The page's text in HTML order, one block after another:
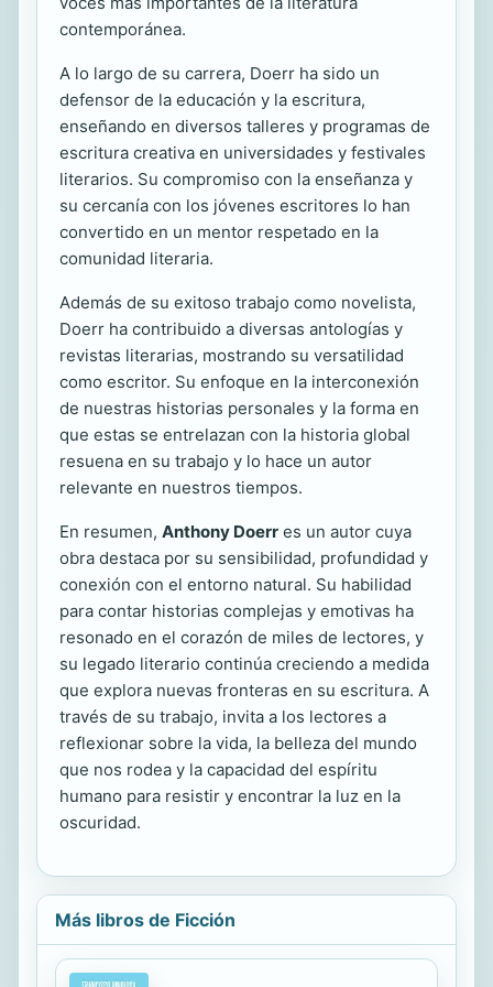
contemporánea.
A lo largo de su carrera, Doerr ha sido un
defensor de la educación y la escritura,
enseñando en diversos talleres y programas de
escritura creativa en universidades y festivales
literarios. Su compromiso con la enseñanza y
su cercanía con los jóvenes escritores lo han
convertido en un mentor respetado en la
comunidad literaria.
Además de su exitoso trabajo como novelista,
Doerr ha contribuido a diversas antologías y
revistas literarias, mostrando su versatilidad
como escritor. Su enfoque en la interconexión
de nuestras historias personales y la forma en
que estas se entrelazan con la historia global
resuena en su trabajo y lo hace un autor
relevante en nuestros tiempos.
En resumen, Anthony Doerr es un autor cuya
obra destaca por su sensibilidad, profundidad y
conexión con el entorno natural. Su habilidad
para contar historias complejas y emotivas ha
resonado en el corazón de miles de lectores, y
su legado literario continúa creciendo a medida
que explora nuevas fronteras en su escritura. A
través de su trabajo, invita a los lectores a
reflexionar sobre la vida, la belleza del mundo
que nos rodea y la capacidad del espíritu
humano para resistir y encontrar la luz en la
oscuridad.
Más libros de Ficción